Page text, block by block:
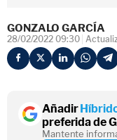
GONZALO GARCÍA
28/02/2022 09:30
Añadir
preferida de
Mantente